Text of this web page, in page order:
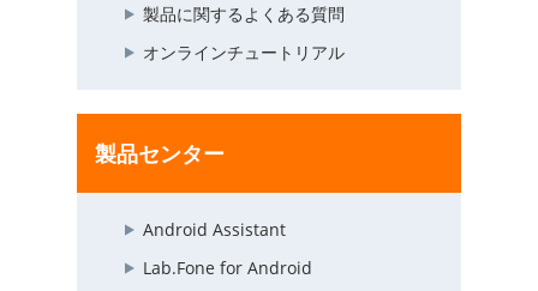
製品に関するよくある質問
オンラインチュートリアル
製品センター
Android Assistant
Lab.Fone for Android